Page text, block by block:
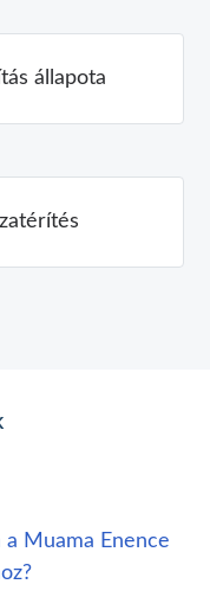
állapota
Muama Enence